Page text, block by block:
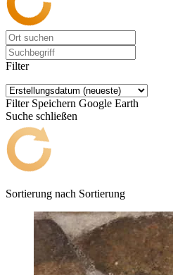
Filter
Filter Speichern Google Earth
Suche schließen
Sortierung nach Sortierung